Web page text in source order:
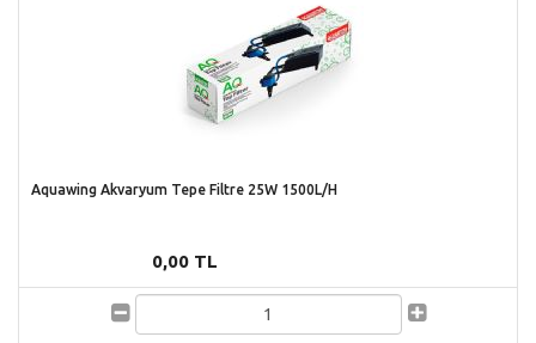
Aquawing Akvaryum Tepe Filtre 25W 1500L/H
0,00 TL